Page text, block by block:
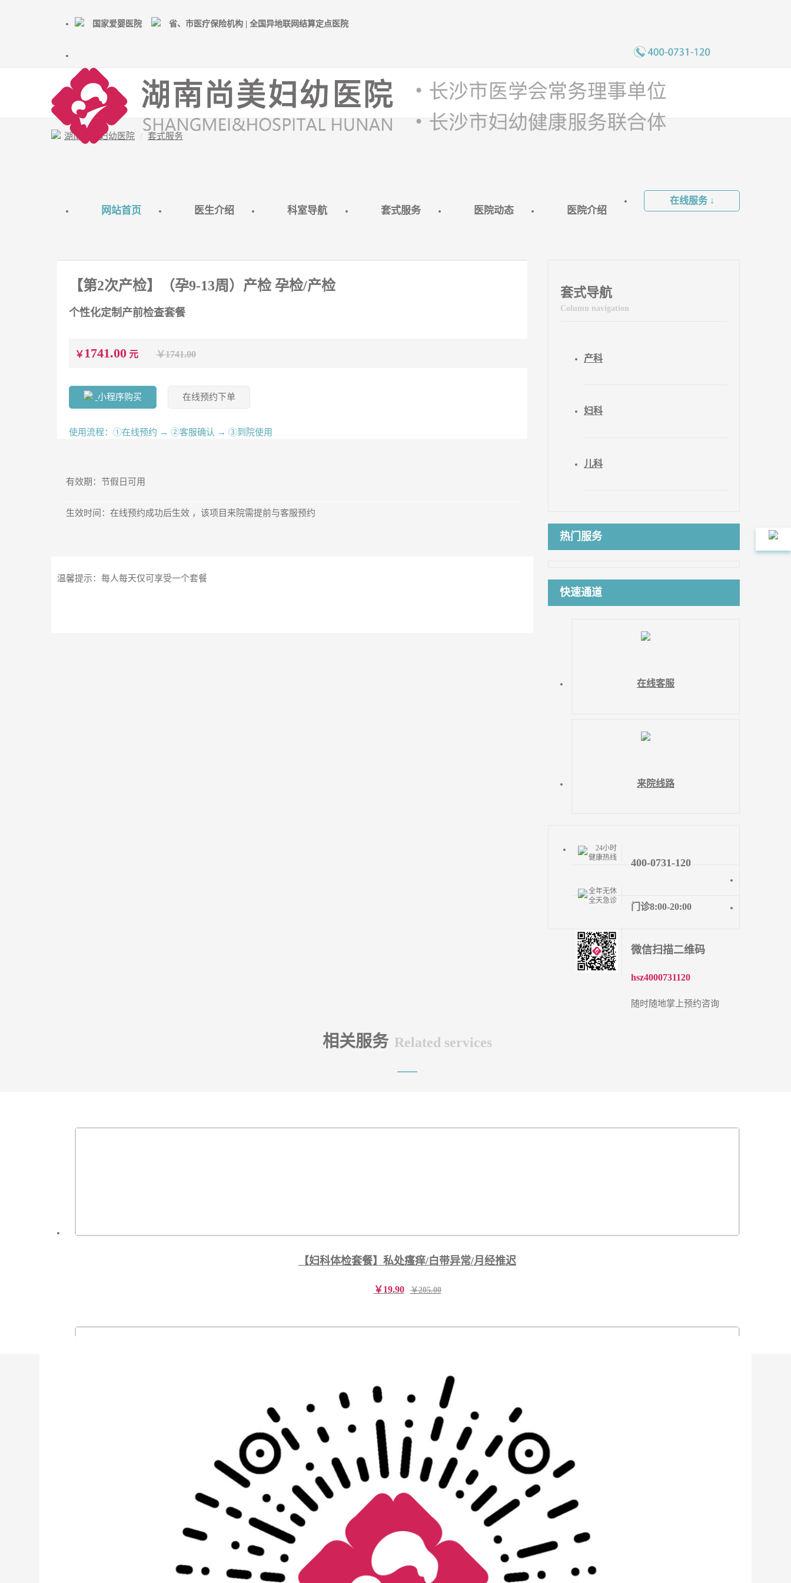
国家爱婴医院 省、市医疗保险机构 | 全国异地联网结算定点医院
网站首页 医生介绍 科室导航 套式服务 医院动态 医院介绍
在线服务 ↓
湖南尚美妇幼医院 套式服务
【第2次产检】（孕9-13周）产检 孕检/产检
个性化定制产前检查套餐
￥1741.00 元 ￥1741.00
小程序购买 在线预约下单
使用流程：①在线预约 → ②客服确认 → ③到院使用
有效期：节假日可用
生效时间：在线预约成功后生效 ，该项目来院需提前与客服预约
温馨提示：每人每天仅可享受一个套餐
套式导航
Column navigation
产科
妇科
儿科
热门服务
快速通道
在线客服
来院线路
24小时
健康热线
400-0731-120
全年无休
全天急诊
门诊8:00-20:00
微信扫描二维码
hsz4000731120
随时随地掌上预约咨询
相关服务 Related services
【妇科体检套餐】私处瘙痒/白带异常/月经推迟
￥19.90 ￥205.00
【夫妻备孕检查】婚检、备孕
￥1207.00